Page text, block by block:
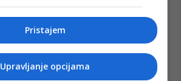
Pristajem
Upravljanje opcijama